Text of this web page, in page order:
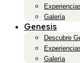
Galería
Genesis
Descubre
Galería